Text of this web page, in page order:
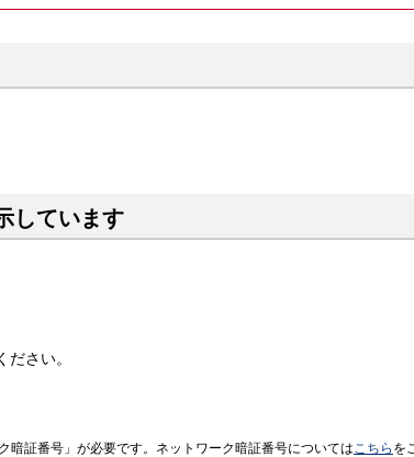
しています
さい。
暗証番号」が必要です。ネットワーク暗証番号についてはこちら を